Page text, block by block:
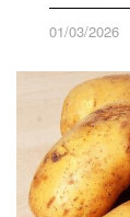
01/03/2026